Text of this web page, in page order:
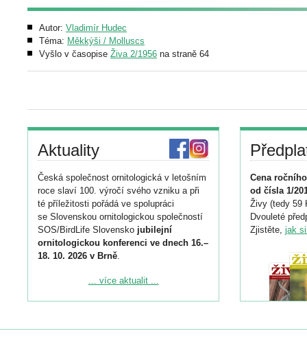
Autor: Vladimír Hudec
Téma: Měkkýši / Molluscs
Vyšlo v časopise Živa 2/1956 na straně 64
Aktuality
Česká společnost ornitologická v letošním
roce slaví 100. výročí svého vzniku a při
té příležitosti pořádá ve spolupráci
se Slovenskou ornitologickou společností
SOS/BirdLife Slovensko jubilejní
ornitologickou konferenci ve dnech 16.–
18. 10. 2026 v Brně.
Podrobnější informace ke konferenci
Registrovat se můžete do 6. září.
... více aktualit ...
Cena
od čísla 1/
Živy (tedy 59
Dvouleté
Zjistěte, jak